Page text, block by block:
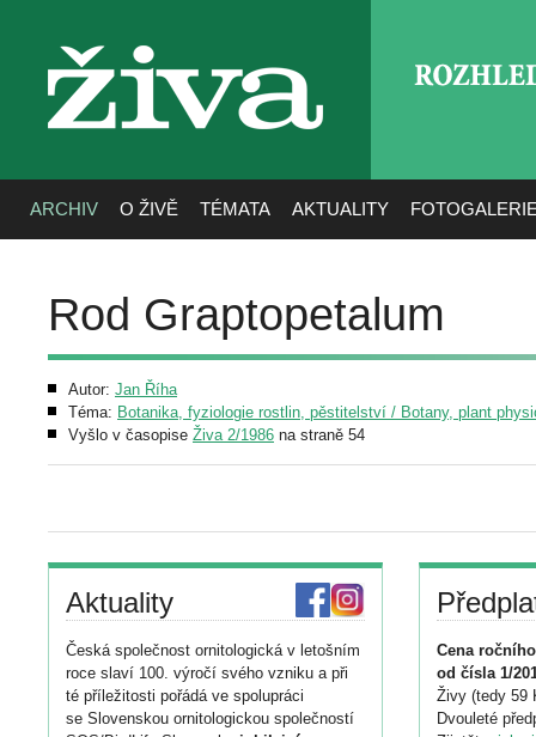
živa
ARCHIV O ŽIVĚ TÉMATA AKTUALITY
Rod Graptopetalum
Autor: Jan Říha
Téma: Botanika, fyziologie rostlin, pěstitelství / Botany, plant
Vyšlo v časopise Živa 2/1986 na straně 54
Aktuality
Česká společnost ornitologická v letošním
roce slaví 100. výročí svého vzniku a při
té příležitosti pořádá ve spolupráci
se Slovenskou ornitologickou společností
Cena
od čísla 1/
Živy (tedy 59
Dvouleté